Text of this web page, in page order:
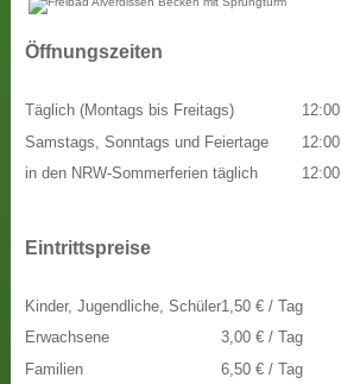
Öffnungszeiten
Täglich (Montags bis Freitags)
Samstags, Sonntags und Feiertage
in den NRW-Sommerferien täglich
12:00
12:00
12:00
Eintrittspreise
Kinder, Jugendliche, Schüler
Erwachsene
Familien
1,50 € / Tag
3,00 € / Tag
6,50 € / Tag